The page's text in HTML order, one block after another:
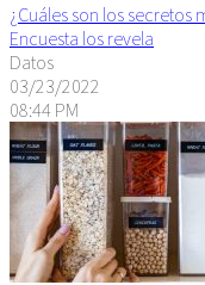
¿Cuáles son los
Encuesta los revela
Datos
03/23/2022
08:44 PM